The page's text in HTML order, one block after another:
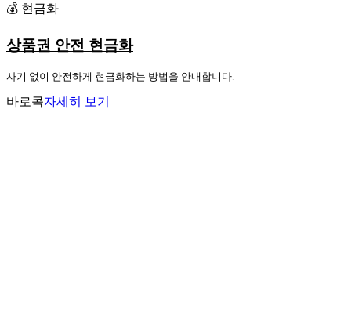
💰 현금화
상품권 안전 현금화
사기 없이 안전하게 현금화하는 방법을 안내합니다.
바로콕자세히 보기